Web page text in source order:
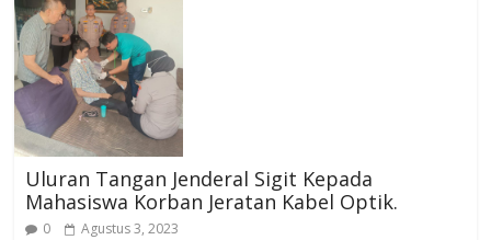
Uluran Tangan Jenderal Sigit Kepada
Mahasiswa Korban Jeratan Kabel Optik.
0 Agustus 3, 2023